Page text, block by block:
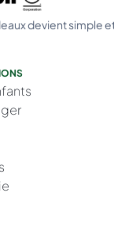
devient simple